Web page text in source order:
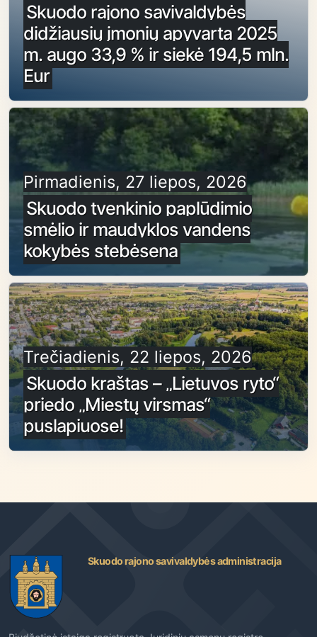
Skuodo rajono savivaldybės
didžiausių įmonių apyvarta 2025
m. augo 33,9 % ir siekė 194,5 mln.
Eur
Pirmadienis, 27 liepos, 2026
Skuodo tvenkinio paplūdimio
smėlio ir maudyklos vandens
kokybės stebėsena
Trečiadienis, 22 liepos, 2026
Skuodo kraštas – „Lietuvos ryto“
priedo „Miestų virsmas“
puslapiuose!
Skuodo rajono savivaldybės administracija